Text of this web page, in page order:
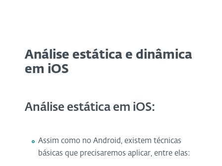
Análise estática e dinâmica
em iOS
Análise estática em iOS:
Assim como no Android, existem técnicas
básicas que precisaremos aplicar, entre elas: